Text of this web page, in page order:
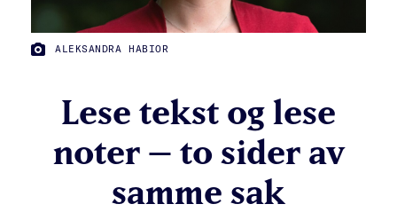
FOTO:
ALEKSANDRA HABIOR
Lese tekst og lese
noter – to sider av
samme sak